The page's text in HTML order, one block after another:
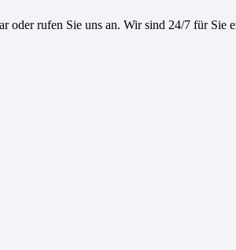
oder rufen Sie uns an. Wir sind 24/7 für Sie